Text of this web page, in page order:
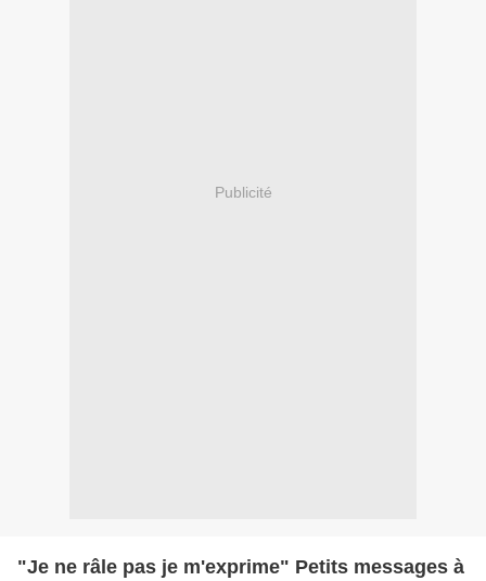
Publicité
"Je ne râle pas je m'exprime" Petits messages à